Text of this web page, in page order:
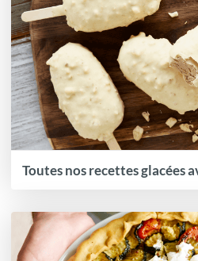
Toutes nos recettes glacées